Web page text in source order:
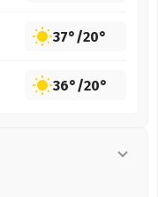
37°/20°
36°/20°